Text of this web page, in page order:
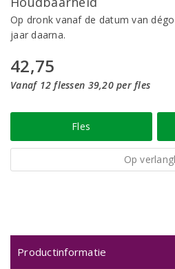
Op dronk vanaf de datum van
jaar daarna.
42,75
Vanaf 12 flessen 39,20 per fles
Fles
Op
Productinformatie